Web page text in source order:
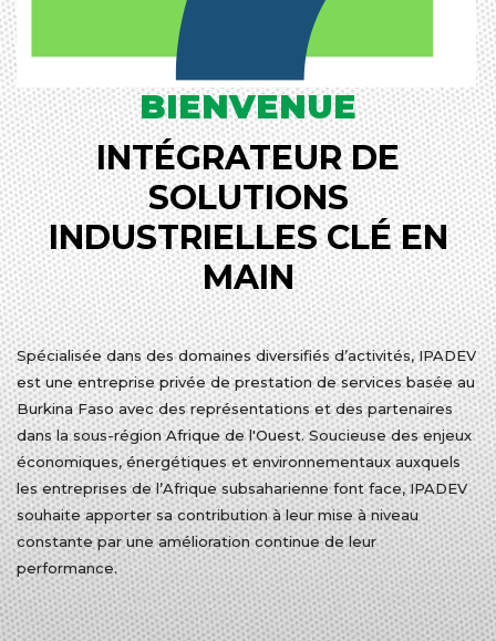
BIENVENUE
INTÉGRATEUR DE
SOLUTIONS
INDUSTRIELLES CLÉ EN
MAIN
Spécialisée dans des domaines diversifiés d’activités, IPADEV
est une entreprise privée de prestation de services basée au
Burkina Faso avec des représentations et des partenaires
dans la sous-région Afrique de l'Ouest. Soucieuse des enjeux
économiques, énergétiques et environnementaux auxquels
les entreprises de l’Afrique subsaharienne font face, IPADEV
souhaite apporter sa contribution à leur mise à niveau
constante par une amélioration continue de leur
performance.